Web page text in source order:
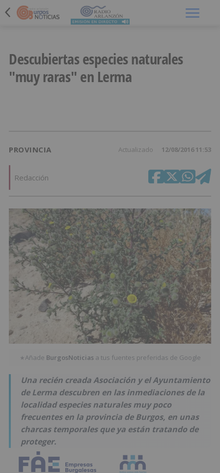
Descubiertas especies naturales
"muy raras" en Lerma
PROVINCIA Actualizado 12/08/2016 11:53
Redacción
★Añade BurgosNoticias a tus fuentes preferidas de Google
Una recién creada Asociación y el Ayuntamiento
de Lerma descubren en las inmediaciones de la
localidad especies naturales muy poco
frecuentes en la provincia de Burgos, en unas
charcas temporales que ya están tratando de
proteger.